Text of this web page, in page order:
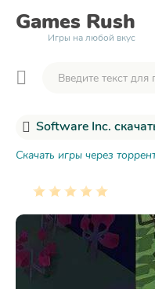
Games Rush
Игры на любой вкус
Software Inc.
Скачать игры через